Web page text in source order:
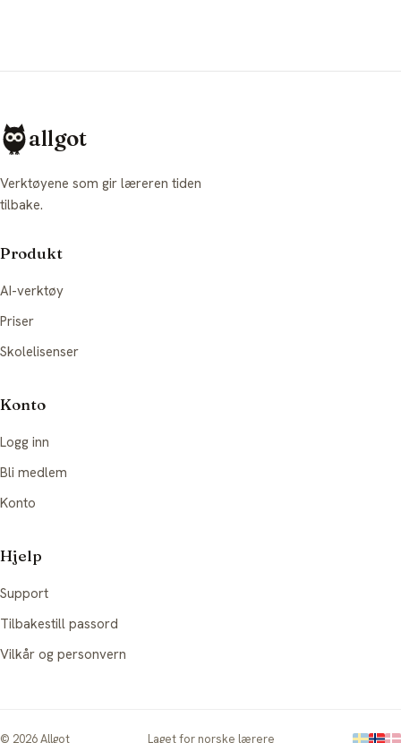
allgot
Verktøyene som gir læreren tiden
tilbake.
Produkt
AI-verktøy
Priser
Skolelisenser
Konto
Logg inn
Bli medlem
Konto
Hjelp
Support
Tilbakestill passord
Vilkår og personvern
© 2026Allgot Laget for norske lærere